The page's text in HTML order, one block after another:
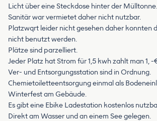
Licht über eine Steckdose hinter der Mülltonne.
Sanitär war vermietet daher nicht nutzbar.
Platzwqrt leider nicht gesehen daher konnten
nicht benutzt werden.
Plätze sind parzelliert.
Jeder Platz hat Strom für 1,5 kwh zahlt man 1, -
Ver- und Entsorgungsstation sind in Ordnung.
Chemietoiletteentsorgung einmal als
Winterfest am Gebäude.
Es gibt eine Ebike Ladestation kostenlos
Direkt am Wasser und an einem See gelegen.